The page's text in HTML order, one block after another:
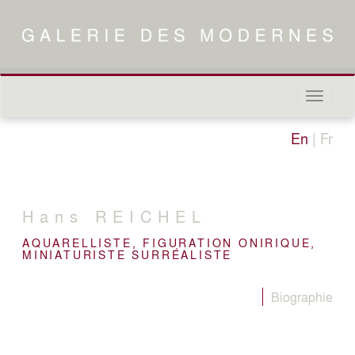
En | Fr
Hans REICHEL
AQUARELLISTE, FIGURATION ONIRIQUE,
MINIATURISTE SURRÉALISTE
Biographie